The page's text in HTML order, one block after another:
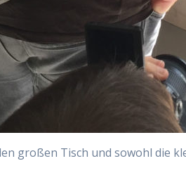
großen Tisch und sowohl die